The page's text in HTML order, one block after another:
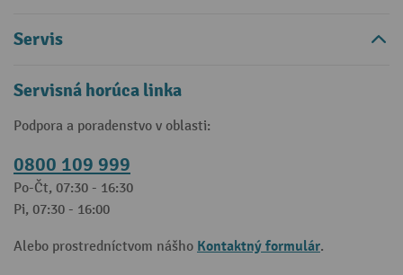
Servis
Servisná horúca linka
Podpora a poradenstvo v oblasti:
0800 109 999
Po-Čt, 07:30 - 16:30
Pi, 07:30 - 16:00
Alebo prostredníctvom nášho Kontaktný formulár.